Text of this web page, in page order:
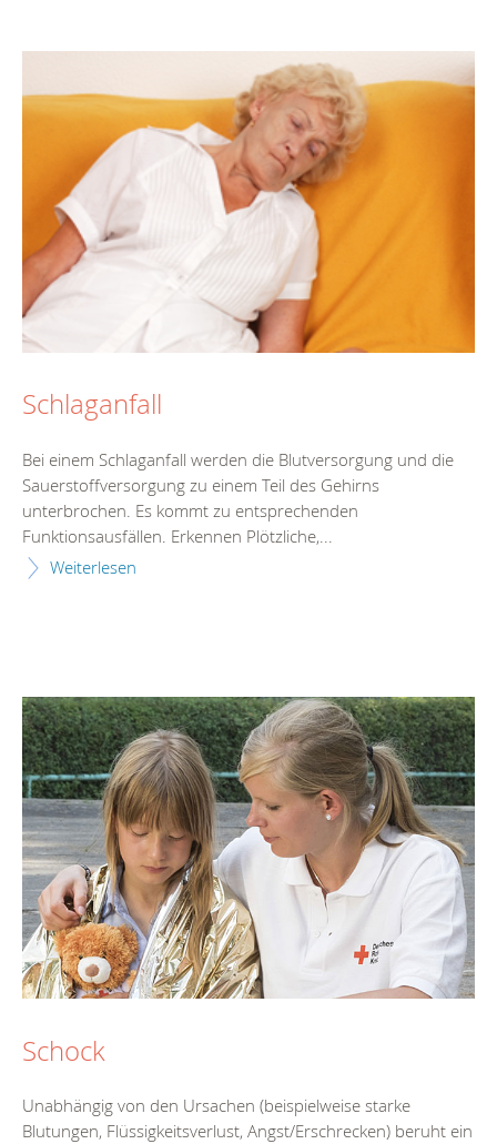
Schlaganfall
Bei einem Schlaganfall werden die Blutversorgung und die
Sauerstoffversorgung zu einem Teil des Gehirns
unterbrochen. Es kommt zu entsprechenden
Funktionsausfällen. Erkennen Plötzliche,...
Weiterlesen
Schock
Unabhängig von den Ursachen (beispielweise starke
Blutungen, Flüssigkeitsverlust, Angst/Erschrecken) beruht ein